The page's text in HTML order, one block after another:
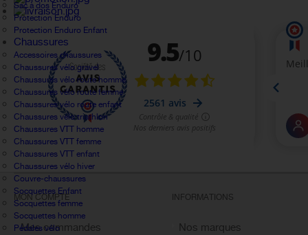
Sac à dos Enduro
Protection Enduro
Protection Enduro Enfant
Chaussures
Accessoires chaussures
Chaussures vélo gravel
Chaussures vélo route homme
Chaussures vélo route femme
Chaussures vélo route enfant
Chaussures vélo triathlon
Chaussures VTT homme
Chaussures VTT femme
Chaussures VTT enfant
Chaussures vélo hiver
Couvre-chaussures
Socquettes Enfant
Socquettes femme
Socquettes homme
Pédales vélo
MON COMPTE
Mes commandes
INFORMATIONS
Nos marques